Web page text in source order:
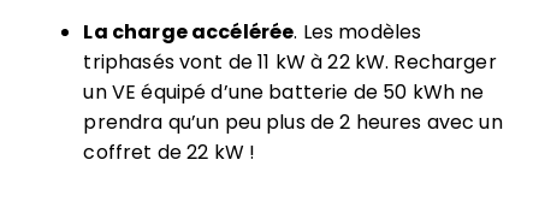
La charge accélérée. Les modèles
triphasés vont de 11 kW à 22 kW. Recharger
un VE équipé d’une batterie de 50 kWh ne
prendra qu’un peu plus de 2 heures avec un
coffret de 22 kW !